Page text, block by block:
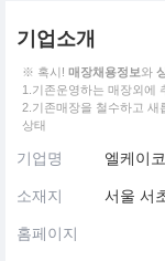
기업소개
※ 혹시! 매장채용정보와
1.기존운영하는 매장외에
2.기존매장을 철수하고 새
상태
기업명 엘케이
소재지 서울 서
홈페이지